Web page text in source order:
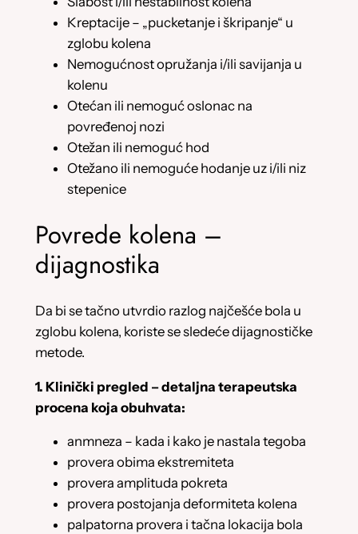
Kreptacije – „pucketanje i škripanje“ u
zglobu kolena
Nemogućnost opružanja i/ili savijanja u
kolenu
Otećan ili nemoguć oslonac na
povređenoj nozi
Otežan ili nemoguć hod
Otežano ili nemoguće hodanje uz i/ili niz
stepenice
Povrede kolena –
dijagnostika
Da bi se tačno utvrdio razlog najčešće bola u
zglobu kolena, koriste se sledeće dijagnostičke
metode.
1. Klinički pregled – detaljna terapeutska
procena koja obuhvata:
anmneza – kada i kako je nastala tegoba
provera obima ekstremiteta
provera amplituda pokreta
provera postojanja deformiteta kolena
palpatorna provera i tačna lokacija bola